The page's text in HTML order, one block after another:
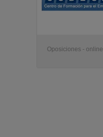
Oposiciones - online